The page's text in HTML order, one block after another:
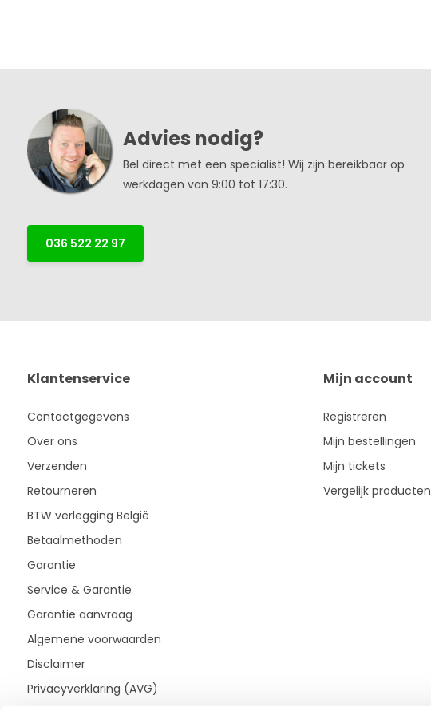
Advies nodig?
Bel direct met een specialist! Wij zijn bereikbaar op
werkdagen van 9:00 tot 17:30.
036 522 22 97
Klantenservice
Contactgegevens
Over ons
Verzenden
Retourneren
BTW verlegging België
Betaalmethoden
Garantie
Service & Garantie
Garantie aanvraag
Algemene voorwaarden
Disclaimer
Privacyverklaring (AVG)
Mijn account
Registreren
Mijn bestellingen
Mijn tickets
Vergelijk producten